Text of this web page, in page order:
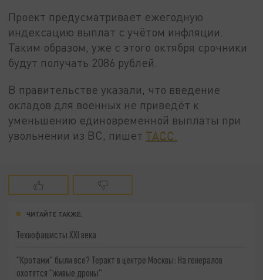
Проект предусматривает ежегодную
индексацию выплат с учётом инфляции.
Таким образом, уже с этого октября срочники
будут получать 2086 рублей.
В правительстве указали, что введение
окладов для военных не приведёт к
уменьшению единовременной выплаты при
увольнении из ВС, пишет ТАСС.
ЧИТАЙТЕ ТАКЖЕ:
Технофашисты XXI века
"Кротами" были все? Теракт в центре Москвы: На генералов
охотятся "живые дроны"